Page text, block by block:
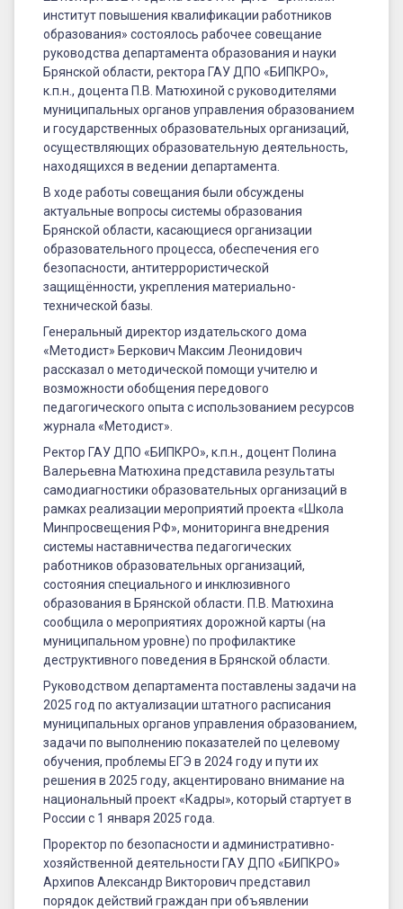
институт повышения квалификации работников
образования» состоялось рабочее совещание
руководства департамента образования и науки
Брянской области, ректора ГАУ ДПО «БИПКРО»,
к.п.н., доцента П.В. Матюхиной с руководителями
муниципальных органов управления образованием
и государственных образовательных организаций,
осуществляющих образовательную деятельность,
находящихся в ведении департамента.
В ходе работы совещания были обсуждены
актуальные вопросы системы образования
Брянской области, касающиеся организации
образовательного процесса, обеспечения его
безопасности, антитеррористической
защищённости, укрепления материально-
технической базы.
Генеральный директор издательского дома
«Методист» Беркович Максим Леонидович
рассказал о методической помощи учителю и
возможности обобщения передового
педагогического опыта с использованием ресурсов
журнала «Методист».
Ректор ГАУ ДПО «БИПКРО», к.п.н., доцент Полина
Валерьевна Матюхина представила результаты
самодиагностики образовательных организаций в
рамках реализации мероприятий проекта «Школа
Минпросвещения РФ», мониторинга внедрения
системы наставничества педагогических
работников образовательных организаций,
состояния специального и инклюзивного
образования в Брянской области. П.В. Матюхина
сообщила о мероприятиях дорожной карты (на
муниципальном уровне) по профилактике
деструктивного поведения в Брянской области.
Руководством департамента поставлены задачи на
2025 год по актуализации штатного расписания
муниципальных органов управления образованием,
задачи по выполнению показателей по целевому
обучения, проблемы ЕГЭ в 2024 году и пути их
решения в 2025 году, акцентировано внимание на
национальный проект «Кадры», который стартует в
России с 1 января 2025 года.
Проректор по безопасности и административно-
хозяйственной деятельности ГАУ ДПО «БИПКРО»
Архипов Александр Викторович представил
порядок действий граждан при объявлении